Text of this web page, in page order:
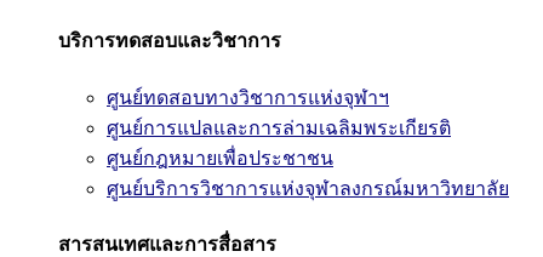
บริการทดสอบและวิชาการ
ศูนย์ทดสอบทางวิชาการแห่งจุฬาฯ
ศูนย์การแปลและการล่ามเฉลิมพระเกียรติ
ศูนย์กฎหมายเพื่อประชาชน
ศูนย์บริการวิชาการแห่งจุฬาลงกรณ์มหาวิทยาลัย
สารสนเทศและการสื่อสาร